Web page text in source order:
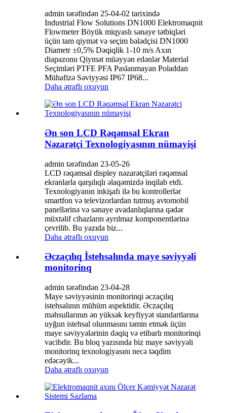
admin tərəfindən 25-04-02 tarixində
Industrial Flow Solutions DN1000 Elektromaqnit
Flowmeter Böyük miqyaslı sənaye tətbiqləri
üçün tam qiymət və seçim bələdçisi DN1000
Diametr ±0,5% Dəqiqlik 1-10 m/s Axın
diapazonu Qiymət müəyyən edənlər Material
Seçimləri PTFE PFA Paslanmayan Poladdan
Mühafizə Səviyyəsi IP67 IP68...
Daha ətraflı oxuyun
Ən son LCD Rəqəmsal Ekran
Nəzarətçi Texnologiyasının nümayişi
admin tərəfindən 23-05-26
LCD rəqəmsal displey nəzarətçiləri rəqəmsal
ekranlarla qarşılıqlı əlaqəmizdə inqilab etdi.
Texnologiyanın inkişafı ilə bu kontrollerlər
smartfon və televizorlardan tutmuş avtomobil
panellərinə və sənaye avadanlıqlarına qədər
müxtəlif cihazların ayrılmaz komponentlərinə
çevrilib. Bu yazıda biz...
Daha ətraflı oxuyun
Əczaçılıq İstehsalında maye səviyyəli
monitorinq
admin tərəfindən 23-04-28
Maye səviyyəsinin monitorinqi əczaçılıq
istehsalının mühüm aspektidir. Əczaçılıq
məhsullarının ən yüksək keyfiyyət standartlarına
uyğun istehsal olunmasını təmin etmək üçün
maye səviyyələrinin dəqiq və etibarlı monitorinqi
vacibdir. Bu bloq yazısında biz maye səviyyəli
monitorinq texnologiyasını necə təqdim
edəcəyik...
Daha ətraflı oxuyun